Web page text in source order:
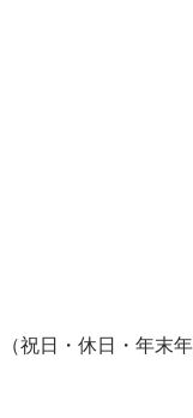
（祝日・休日・年末